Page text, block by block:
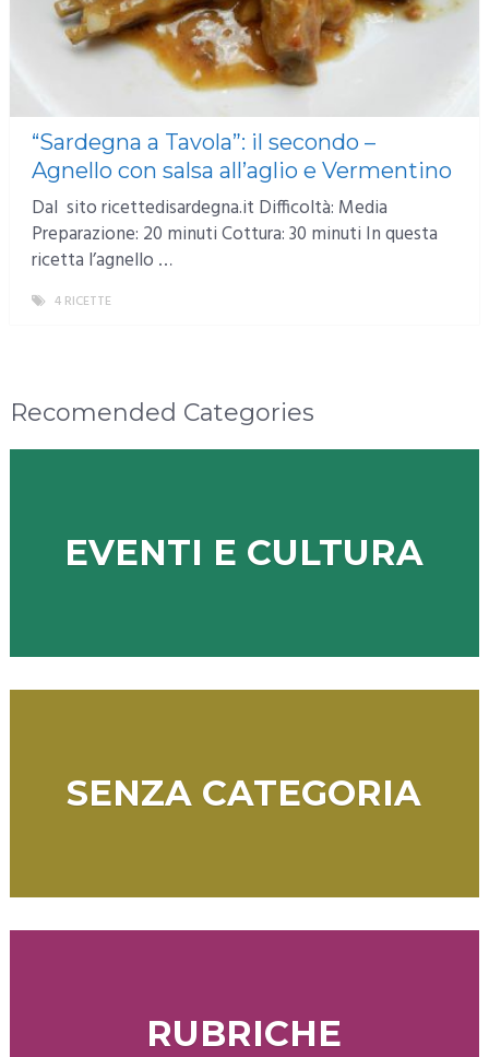
“Sardegna a Tavola”: il secondo –
Agnello con salsa all’aglio e Vermentino
Dal sito ricettedisardegna.it Difficoltà: Media
Preparazione: 20 minuti Cottura: 30 minuti In questa
ricetta l’agnello …
4 RICETTE
Recomended Categories
EVENTI E CULTURA
SENZA CATEGORIA
RUBRICHE